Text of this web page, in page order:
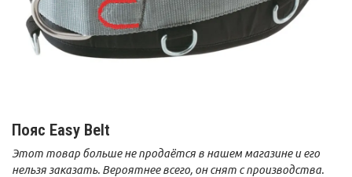
Пояс Easy Belt
Этот товар больше не продаётся в нашем магазине и его
нельзя заказать. Вероятнее всего, он снят с производства.